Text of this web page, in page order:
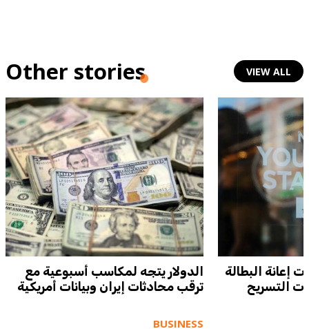
Other stories VIEW ALL
الدولار يتجه لمكاسب أسبوعية مع
ترقب محادثات إيران وبيانات أمريكية
BUSINESS
إعانة البطالة
التسريح